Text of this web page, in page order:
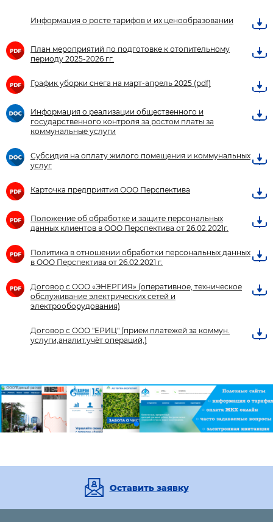
Информация о росте тарифов и их ценообразовании
План мероприятий по подготовке к отопительному
периоду 2025-2026 гг.
График уборки снега на март-апрель 2025 (pdf)
Информация о реализации общественного и
государственного контроля за ростом платы за
коммунальные услуги
Субсидия на оплату жилого помещения и коммунальных
услуг
Карточка предприятия ООО Перспектива
Положение об обработке и защите персональных
данных клиентов в ООО Перспектива от 26.02.2021г.
Политика в отношении обработки персональных данных
в ООО Перспектива от 26.02.2021 г.
Договор с ООО «ЭНЕРГИЯ» (оперативное, техническое
обслуживание электрических сетей и
электрооборудования)
Договор с ООО "ЕРИЦ" (прием платежей за коммун.
услуги,аналит.учёт операций,)
Оставить заявку